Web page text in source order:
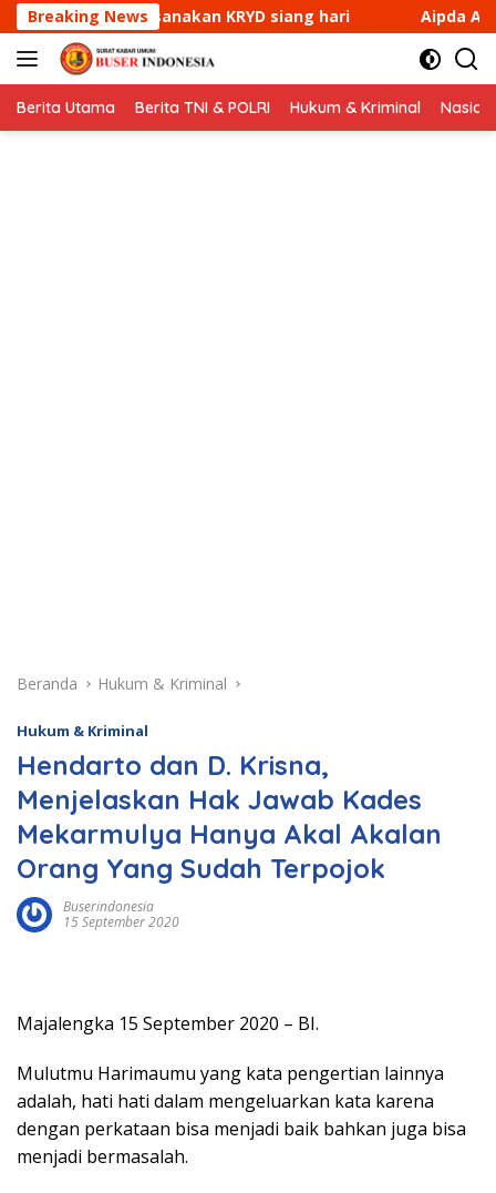
Langsung
ke
konten
Breaking News
siang hari Aipda Ade Mulyana Bhabinkamtibmas
Berita Utama Berita TNI & POLRI Hukum & Kriminal
Beranda Hukum & Kriminal
Hukum & Kriminal
Hendarto dan D. Krisna,
Menjelaskan Hak Jawab Kades
Mekarmulya Hanya Akal Akalan
Orang Yang Sudah Terpojok
Buserindonesia
15 September 2020
Majalengka 15 September 2020 – BI.
Mulutmu Harimaumu yang kata pengertian lainnya
adalah, hati hati dalam mengeluarkan kata karena
dengan perkataan bisa menjadi baik bahkan juga bisa
menjadi bermasalah.